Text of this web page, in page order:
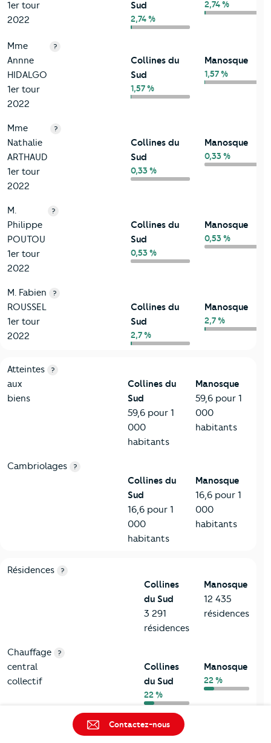
1er tour
2022
Sud
2,74 %
2,74 %
Mme
Annne
HIDALGO
1er tour
2022
?
Collines du
Sud
1,57 %
Manosque
1,57 %
Mme
Nathalie
ARTHAUD
1er tour
2022
?
Collines du
Sud
0,33 %
Manosque
0,33 %
M.
Philippe
POUTOU
1er tour
2022
?
Collines du
Sud
0,53 %
Manosque
0,53 %
M. Fabien
ROUSSEL
1er tour
2022
?
Collines du
Sud
2,7 %
Manosque
2,7 %
7-Sécurité
Critères
Atteintes
aux
biens
?
Collines du
Sud
59,6 pour 1
000
habitants
Manosque
59,6 pour 1
000
habitants
Cambriolages ?
Collines du
Sud
16,6 pour 1
000
habitants
Manosque
16,6 pour 1
000
habitants
8-Chauffage
Critères Collines du Sud
Résidences ?
Collines
du Sud
3 291
résidences
Manosque
12 435
résidences
Chauffage
central
collectif
?
Collines
du Sud
22 %
Manosque
22 %
Collines
Contactez-nous